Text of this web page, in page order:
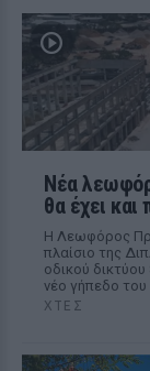
Νέα
θα έχει και
Η Λεωφόρος
πλαίσιο της
οδικού
νέο γήπεδο του
ΧΤΕΣ